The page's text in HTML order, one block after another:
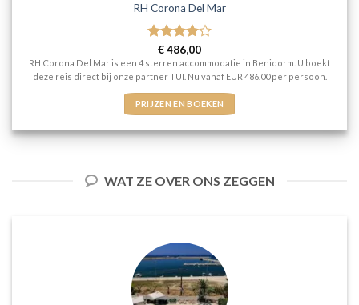
RH Corona Del Mar
Gewaardeerd
4uit 5
€486,00
RH Corona Del Mar is een 4 sterren accommodatie in Benidorm. U boekt
deze reis direct bij onze partner TUI. Nu vanaf EUR 486.00 per persoon.
PRIJZEN EN BOEKEN
WAT ZE OVER ONS ZEGGEN